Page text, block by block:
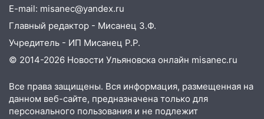
18:14 Прогноз погоды на 6 августа в
Ульяновской области
18:00 Мотофристайл, рок и силовой
экстрим: в Ульяновске пройдет
17:30 Где есть бензин в Ульяновске 5
августа после рабочего дня: список АЗС
E-mail: misanec@yandex.ru
Главный редактор - Мисанец З.Ф.
Учредитель - ИП Мисанец Р.Р.
© 2014-2026 Новости Ульяновска онлайн misanec.ru
Все права защищены. Вся информация, размещенная на
данном веб-сайте, предназначена только для
персонального пользования и не подлежит